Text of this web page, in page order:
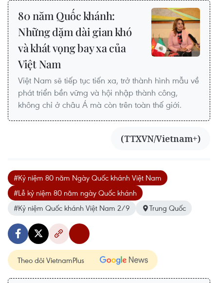
80 năm Quốc khánh:
Những dặm dài gian khó
và khát vọng bay xa của
Việt Nam
Việt Nam sẽ tiếp tục tiến xa, trở thành hình mẫu về
phát triển bền vững và hội nhập thành công,
không chỉ ở châu Á mà còn trên toàn thế giới.
(TTXVN/Vietnam+)
#Kỷ niệm 80 năm Ngày Quốc khánh Việt Nam
#Lễ kỷ niệm 80 năm ngày Quốc khánh
#Kỷ niệm Quốc khánh Việt Nam 2/9
Trung Quốc
Theo dõi VietnamPlus